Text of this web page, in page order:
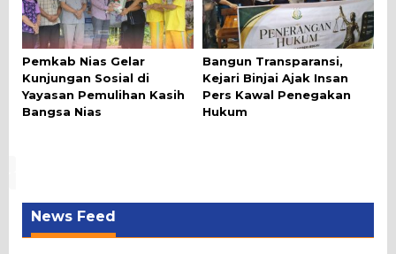
Pemkab Nias Gelar
Kunjungan Sosial di
Yayasan Pemulihan Kasih
Bangsa Nias
Bangun Transparansi,
Kejari Binjai Ajak Insan
Pers Kawal Penegakan
Hukum
News Feed